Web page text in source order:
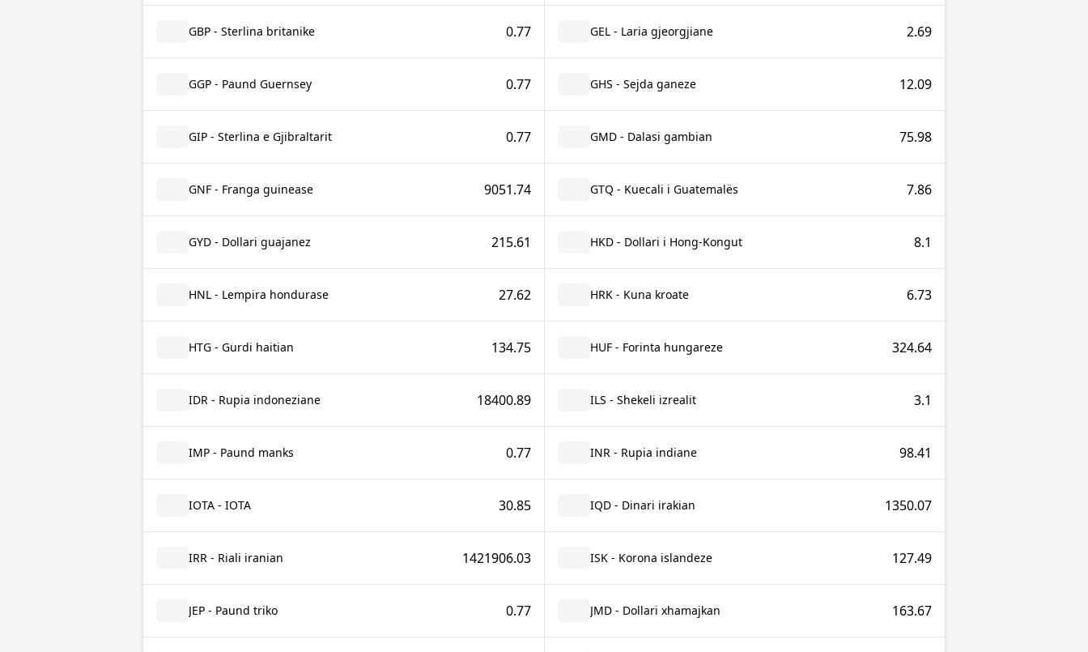
GBP - Sterlina britanike 0.77 GEL - Laria gjeorgjiane 2.69
GGP - Paund Guernsey 0.77 GHS - Sejda ganeze 12.09
GIP - Sterlina e Gjibraltarit 0.77 GMD - Dalasi gambian 75.98
GNF - Franga guinease 9051.74 GTQ - Kuecali i Guatemalës 7.86
GYD - Dollari guajanez 215.61 HKD - Dollari i Hong-Kongut 8.1
HNL - Lempira hondurase 27.62 HRK - Kuna kroate 6.73
HTG - Gurdi haitian 134.75 HUF - Forinta hungareze 324.64
IDR - Rupia indoneziane 18400.89 ILS - Shekeli izrealit 3.1
IMP - Paund manks 0.77 INR - Rupia indiane 98.41
IOTA - IOTA 30.85 IQD - Dinari irakian 1350.07
IRR - Riali iranian 1421906.03 ISK - Korona islandeze 127.49
JEP - Paund triko 0.77 JMD - Dollari xhamajkan 163.67